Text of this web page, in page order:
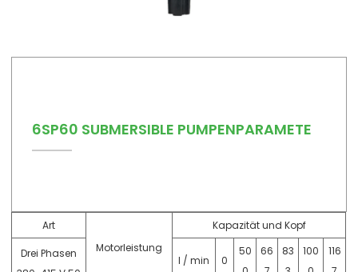
6SP60 SUBMERSIBLE PUMPENPARAMETE
Art
Motorleistung
Kapazität und Kopf
Drei Phasen
l / min 0
50
66
83
100
116